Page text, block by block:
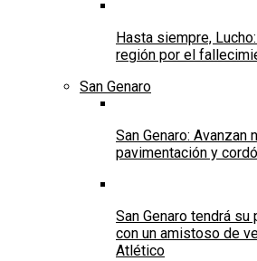
Hasta siempre,
región por el
San Genaro
San Genaro: Avanzan
pavimentación y
San Genaro tendrá su
con un amistoso de
Atlético